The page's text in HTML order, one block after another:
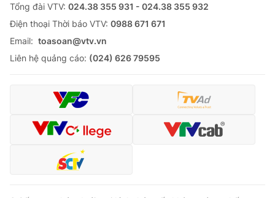
Tổng đài VTV: 024.38 355 931 - 024.38 355 932
Ðiện thoại Thời báo VTV: 0988 671 671
Email: toasoan@vtv.vn
Liên hệ quảng cáo: (024) 626 79595